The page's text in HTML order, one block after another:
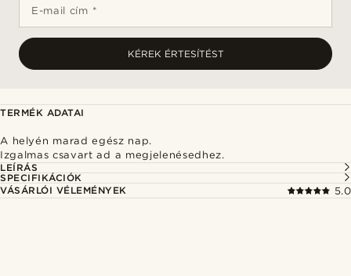
E-mail cím *
KÉREK ÉRTESÍTÉST
TERMÉK ADATAI
A helyén marad egész nap.
Izgalmas csavart ad a megjelenésedhez.
LEÍRÁS
SPECIFIKÁCIÓK
VÁSÁRLÓI VÉLEMÉNYEK
5.0